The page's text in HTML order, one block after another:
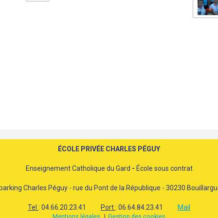
ÉCOLE PRIVÉE CHARLES PÉGUY
Enseignement Catholique du Gard - École sous contrat
Charles Péguy - rue du Pont de la République - 30230
Tel : 04.66.20.23.41 Port: 06.64.84.23.41 Mail
Mentions légales Gestion des cookies